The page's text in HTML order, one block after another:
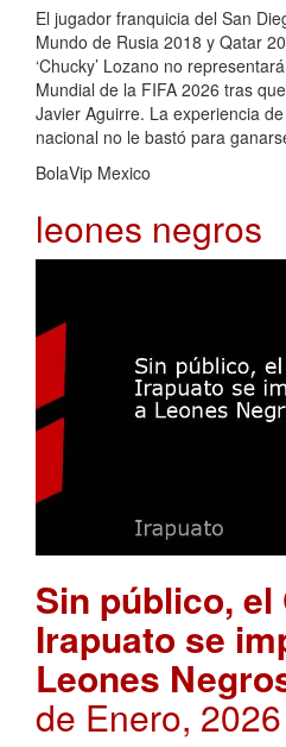
El jugador franquicia del San
Mundo de Rusia 2018 y Qatar
‘Chucky’ Lozano no
Mundial de la FIFA 2026 tras
Javier Aguirre. La experiencia
nacional no le bastó para
BolaVip Mexico
leones negros
Sin público, el
Irapuato se
Leones
de Enero,